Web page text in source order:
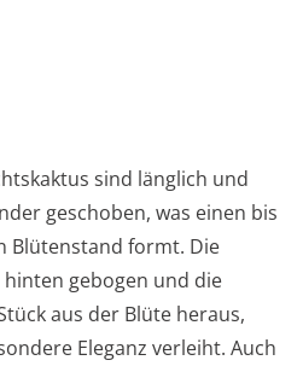
sind länglich und
geschoben, was einen bis
Blütenstand formt. Die
gebogen und die
aus der Blüte heraus,
Eleganz verleiht. Auch